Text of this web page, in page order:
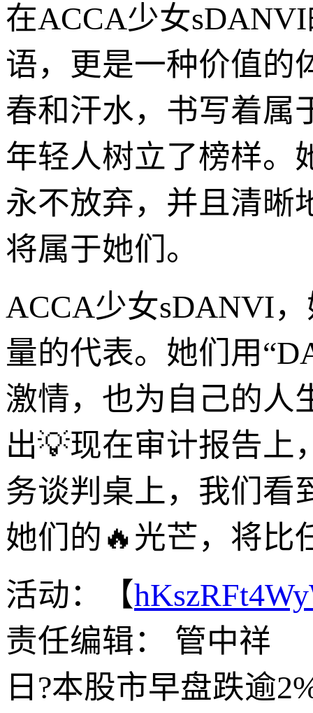
在ACCA少女
语，更是一种价值的
春和汗水，书写着属
年轻人树立了榜样。
永不放弃，并且清晰
将属于她们。
ACCA少女sDANVI
量的代表。她们用
激情，也为自己的人
出💡现在审计报告上
务谈判桌上，我们看
她们的🔥光芒，将比
活动：【
责任编辑： 管中祥
日?本股市早盘跌逾